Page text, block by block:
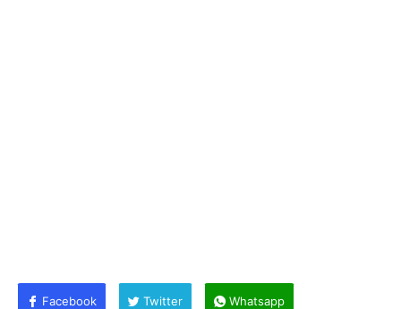
Facebook Twitter Whatsapp